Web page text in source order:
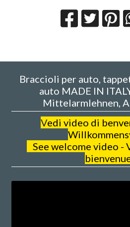
Braccioli per auto,
auto MADE IN
Mittelarmlehnen,
Vedi video di
See welcome video -